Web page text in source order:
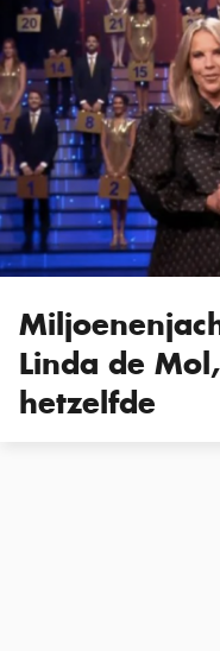
Linda de
hetzelfde